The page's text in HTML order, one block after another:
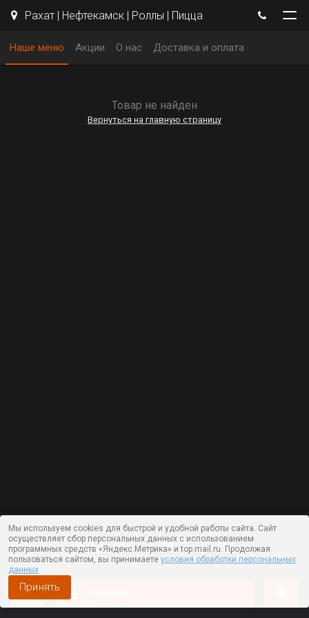
Рахат | Нефтекамск | Роллы | Пицца
Наше меню Акции О нас Доставка и оплата
Товар не найден
Вернуться на главную страницу
Мы используем cookies для быстрой и удобной работы сайта. Сайт
осуществляет сбор персональных данных с использованием
программных средств «Яндекс.Метрика» и top.mail.ru. Продолжая
пользоваться сайтом, вы принимаете условия обработки персональных
данных
Принять